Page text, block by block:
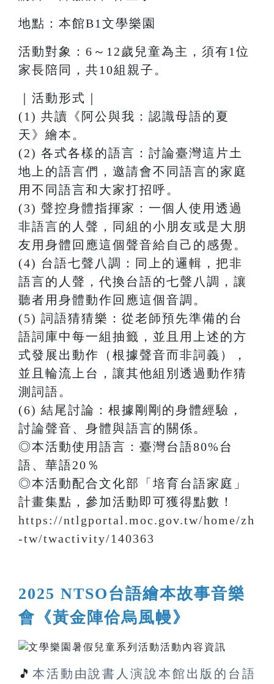
地點：本館B1文學樂園
活動對象：6～12歲兒童為主，須有1位
家長陪同，共10組親子。
｜活動形式｜
(1) 共讀《阿公與我：認識母語的夏
天》繪本。
(2) 各式各樣的語⾔：討論臺灣這片⼟
地上的語⾔們，邀請會不同語⾔的家庭
⽤不同語⾔和⼤家打招呼。
(3) 聲控⾝體指揮家：⼀個⼈使⽤透過
非語⾔的⼈聲，同組的⼩朋友或是⼤朋
友⽤⾝體回應這個聲⾳給⾃⼰的感覺。
(4) 台語七聲八調：同上的邏輯，把非
語⾔的⼈聲，代換台語的七聲八調，讓
聽者⽤⾝體動作回應這個⾳調。
(5) 詞語猜猜樂：從老師預先準備的台
語詞庫中每⼀組抽籤，並且⽤上述的⽅
式發展出動作（根據聲⾳⽽非詞義），
並且輪流上台，讓其他組別透過動作猜
測詞語。
(6) 結尾討論：根據剛剛的⾝體經驗，
討論聲⾳、⾝體與語⾔的關係。
◎本活動使用語言：臺灣台語80%台
語、華語20％
◎本活動配合文化部「培育台語家庭」
計畫集點，參加活動即可獲得點數！
https://ntlgportal.moc.gov.tw/home/zh
-tw/twactivity/140363
2025 NTSO台語繪本故事音樂
會《黃金陣佮烏風幔》
🎵 本活動由說書人演說本館出版的台語